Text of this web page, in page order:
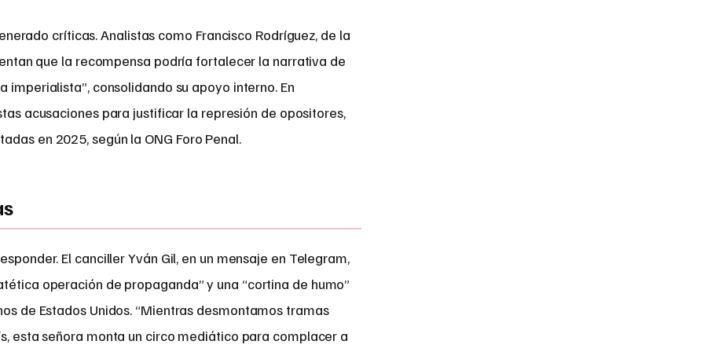
críticas. Analistas como Francisco Rodríguez, de la
que la recompensa podría fortalecer la narrativa de
imperialista”, consolidando su apoyo interno. En
acusaciones para justificar la represión de opositores,
en 2025, según la ONG Foro Penal.
El canciller Yván Gil, en un mensaje en Telegram,
operación de propaganda” y una “cortina de humo”
de Estados Unidos. “Mientras desmontamos tramas
esta señora monta un circo mediático para complacer a